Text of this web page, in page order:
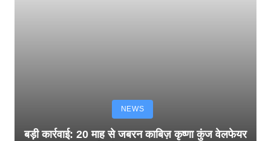
NEWS
बड़ी कार्रवाई: 20 माह से जबरन काबिज़ कृष्णा कुंज वेलफेयर